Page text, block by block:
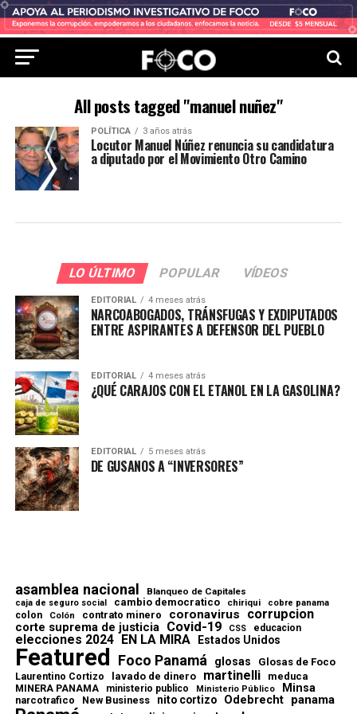
All posts tagged "manuel nuñez"
POLÍTICA 3 años atrás
Locutor Manuel Núñez renuncia su candidatura
a diputado por el Movimiento Otro Camino
LO ÚLTIMO POPULAR VÍDEOS
EDITORIAL 4 meses atrás
NARCOABOGADOS, TRÁNSFUGAS Y EXDIPUTADOS
ENTRE ASPIRANTES A DEFENSOR DEL PUEBLO
EDITORIAL 4 meses atrás
¿QUÉ CARAJOS CON EL ETANOL EN LA GASOLINA?
EDITORIAL 5 meses atrás
DE GUSANOS A “INVERSORES”
asamblea nacional Blanqueo de Capitales
caja de seguro social cambio democratico chiriqui cobre panama
colon Colón contrato minero coronavirus corrupcion
corte suprema de justicia Covid-19 CSS educacion
elecciones 2024 EN LA MIRA Estados Unidos
Featured Foco Panamá glosas Glosas de Foco
Laurentino Cortizo lavado de dinero martinelli meduca
MINERA PANAMA ministerio publico Ministerio Público Minsa
narcotrafico New Business nito cortizo Odebrecht panama